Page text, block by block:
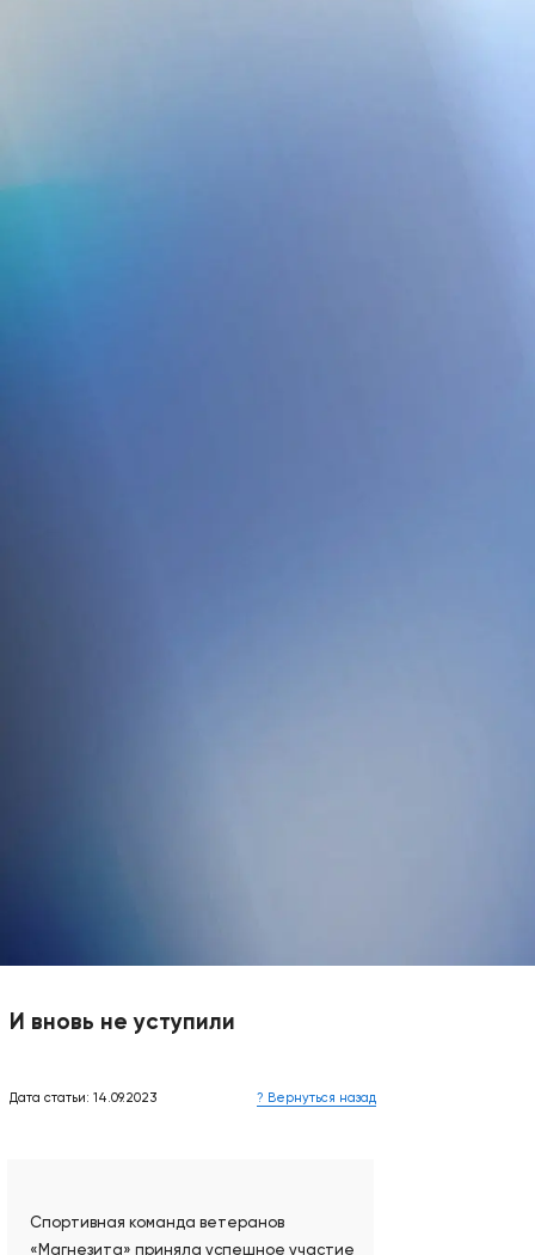
Спортивная команда ветеранов
«Магнезита» приняла успешное участие
И вновь не уступили
? Вернуться назад
Дата статьи: 14.09.2023